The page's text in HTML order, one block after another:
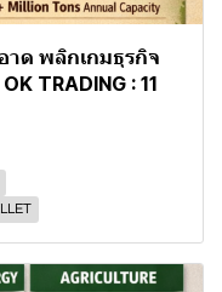
าด พลิกเกมธุรกิจ
TRADING : 11